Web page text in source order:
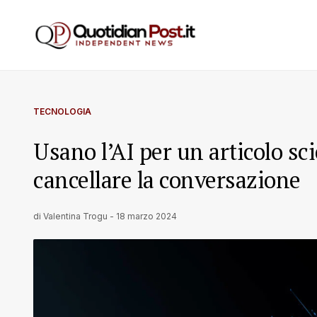
TECNOLOGIA
Usano l’AI per un articolo
cancellare la conversazione
di Valentina Trogu - 18 marzo 2024